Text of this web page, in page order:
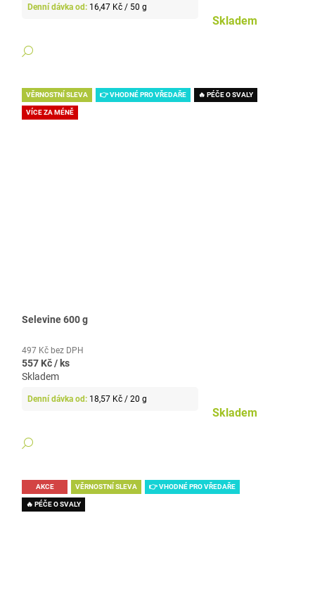
Měrná
16,47 Kč / 50 g
Skladem
DETAIL
VĚRNOSTNÍ SLEVA 👉 VHODNÉ PRO VŘEDAŘE 🔥 PÉČE O SVALY
VÍCE ZA MÉNĚ
Selevine 600 g
497 Kč bez DPH
557 Kč/ ks
Skladem
Měrná
18,57 Kč / 20 g
Skladem
DETAIL
AKCE VĚRNOSTNÍ SLEVA 👉 VHODNÉ PRO VŘEDAŘE
🔥 PÉČE O SVALY